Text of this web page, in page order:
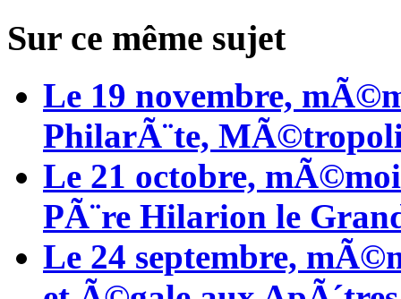
Sur ce même sujet
Le 19 novembre,
PhilarÃ¨te,
Le 21 octobre,
PÃ¨re Hilarion le
Le 24 septembre,